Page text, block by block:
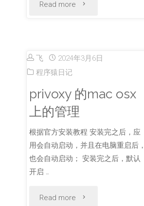
Read more "群
满
了
无
法
新"
飞
2024年3月6日
程序猿日记
privoxy 的mac osx
上的管理
根据官方安装教程 安装完之后，应
用会自动启动，并且在电脑重启后，
也会自动启动； 安装完之后，默认
开启 …
Read more "privoxy